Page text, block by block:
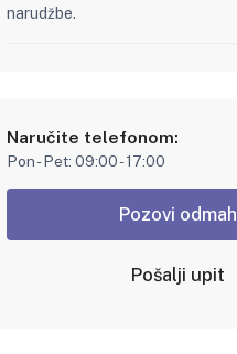
narudžbe.
Naručite telefonom:
Pon - Pet: 09:00 - 17:00
Pozovi odmah
Pošalji upit